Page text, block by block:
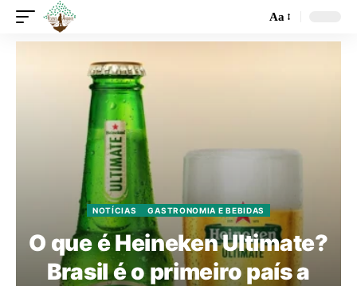
Aa
NOTÍCIAS GASTRONOMIA E BEBIDAS
O que é Heineken Ultimate?
Brasil é o primeiro país a